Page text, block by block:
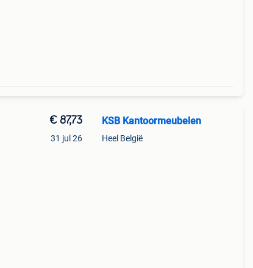
€ 87,73
31 jul 26
KSB Kantoormeubelen
Heel België